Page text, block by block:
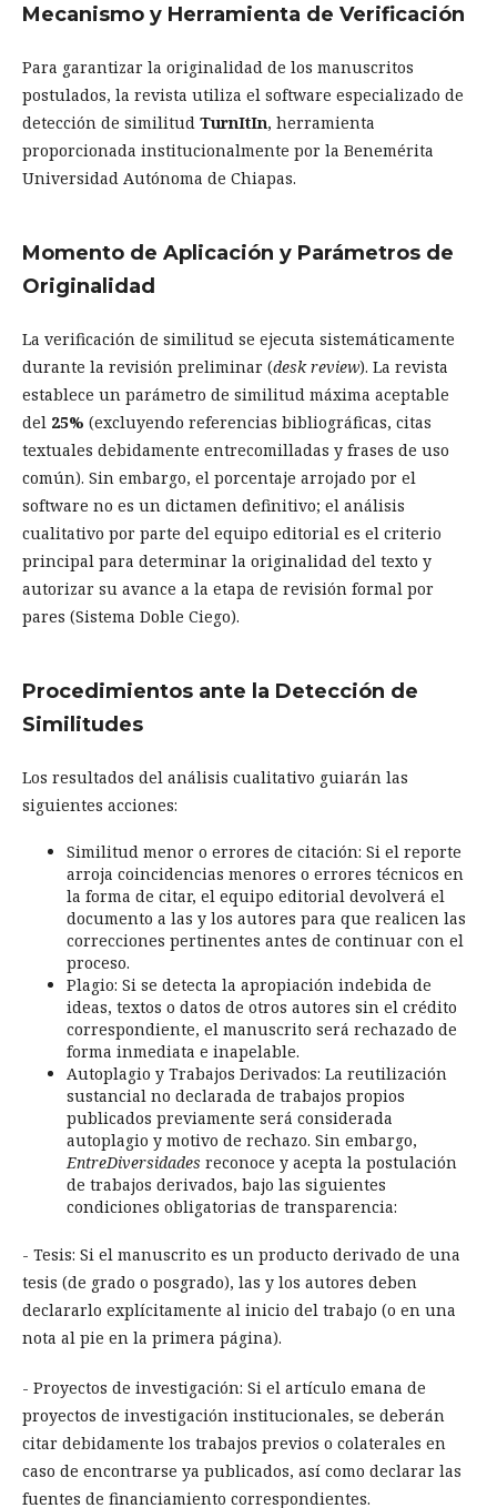
Mecanismo y Herramienta de Verificación
Para garantizar la originalidad de los manuscritos
postulados, la revista utiliza el software especializado de
detección de similitud TurnItIn, herramienta
proporcionada institucionalmente por la Benemérita
Universidad Autónoma de Chiapas.
Momento de Aplicación y Parámetros de
Originalidad
La verificación de similitud se ejecuta sistemáticamente
durante la revisión preliminar (desk review). La revista
establece un parámetro de similitud máxima aceptable
del 25% (excluyendo referencias bibliográficas, citas
textuales debidamente entrecomilladas y frases de uso
común). Sin embargo, el porcentaje arrojado por el
software no es un dictamen definitivo; el análisis
cualitativo por parte del equipo editorial es el criterio
principal para determinar la originalidad del texto y
autorizar su avance a la etapa de revisión formal por
pares (Sistema Doble Ciego).
Procedimientos ante la Detección de
Similitudes
Los resultados del análisis cualitativo guiarán las
siguientes acciones:
Similitud menor o errores de citación: Si el reporte
arroja coincidencias menores o errores técnicos en
la forma de citar, el equipo editorial devolverá el
documento a las y los autores para que realicen las
correcciones pertinentes antes de continuar con el
proceso.
Plagio: Si se detecta la apropiación indebida de
ideas, textos o datos de otros autores sin el crédito
correspondiente, el manuscrito será rechazado de
forma inmediata e inapelable.
Autoplagio y Trabajos Derivados: La reutilización
sustancial no declarada de trabajos propios
publicados previamente será considerada
autoplagio y motivo de rechazo. Sin embargo,
EntreDiversidades reconoce y acepta la postulación
de trabajos derivados, bajo las siguientes
condiciones obligatorias de transparencia:
- Tesis: Si el manuscrito es un producto derivado de una
tesis (de grado o posgrado), las y los autores deben
declararlo explícitamente al inicio del trabajo (o en una
nota al pie en la primera página).
- Proyectos de investigación: Si el artículo emana de
proyectos de investigación institucionales, se deberán
citar debidamente los trabajos previos o colaterales en
caso de encontrarse ya publicados, así como declarar las
fuentes de financiamiento correspondientes.